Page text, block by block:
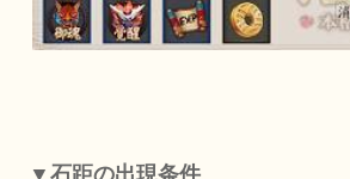
▼石距の出現条件